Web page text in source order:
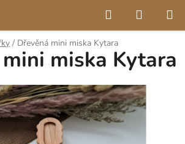
Hledat
KOŠÍK
/ Dřevěná mini miska Kytara
miska Kytara